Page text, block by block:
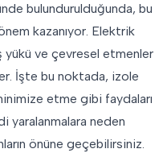
bulundurulduğunda, bu
kazanıyor. Elektrik
ve çevresel etmenler
İşte bu noktada, izole
etme gibi faydaları
yaralanmalara neden
önüne geçebilirsiniz.